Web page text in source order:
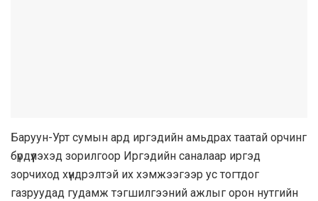
Баруун-Урт сумын ард иргэдийн амьдрах таатай орчинг
бүрдүүлэхэд зорилгоор Иргэдийн саналаар иргэд
зорчиход хүндрэлтэй их хэмжээгээр ус тогтдог
газруудад гудамж тэгшилгээний ажлыг орон нутгийн